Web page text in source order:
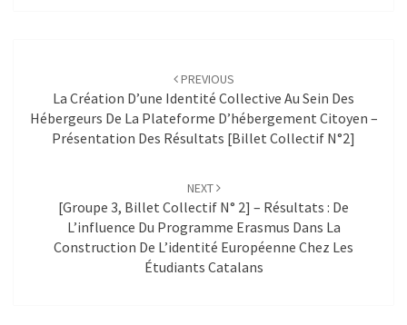
PREVIOUS
La Création D’une Identité Collective Au Sein Des
Hébergeurs De La Plateforme D’hébergement Citoyen –
Présentation Des Résultats [billet Collectif N°2]
NEXT
[Groupe 3, Billet Collectif N° 2] – Résultats : De
L’influence Du Programme Erasmus Dans La
Construction De L’identité Européenne Chez Les
Étudiants Catalans